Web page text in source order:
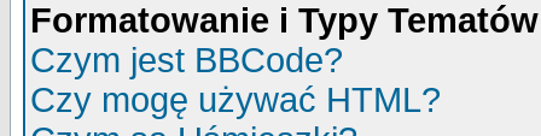
Formatowanie i Typy Tematów
Czym jest BBCode?
Czy mogę używać HTML?